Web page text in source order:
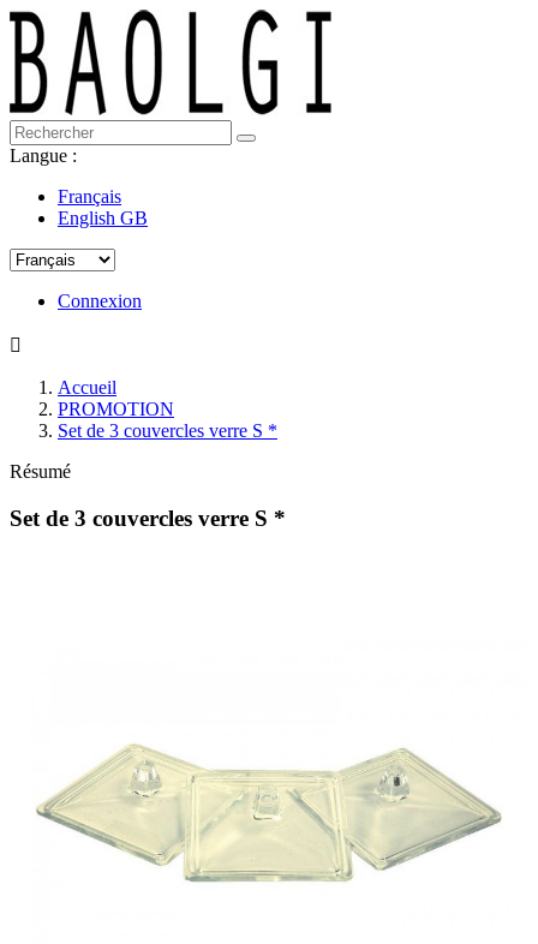
Langue :
Français
English GB
Connexion

Accueil
PROMOTION
Set de 3 couvercles verre S *
Résumé
Set de 3 couvercles verre S *